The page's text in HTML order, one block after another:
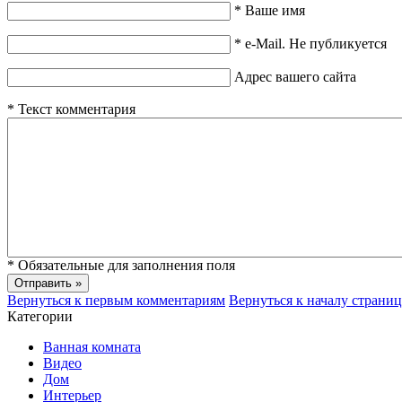
* Ваше имя
* e-Mail. Не публикуется
Адрес вашего сайта
* Текст комментария
* Обязательные для заполнения поля
Вернуться к первым комментариям Вернуться к началу
Категории
Ванная комната
Видео
Дом
Интерьер